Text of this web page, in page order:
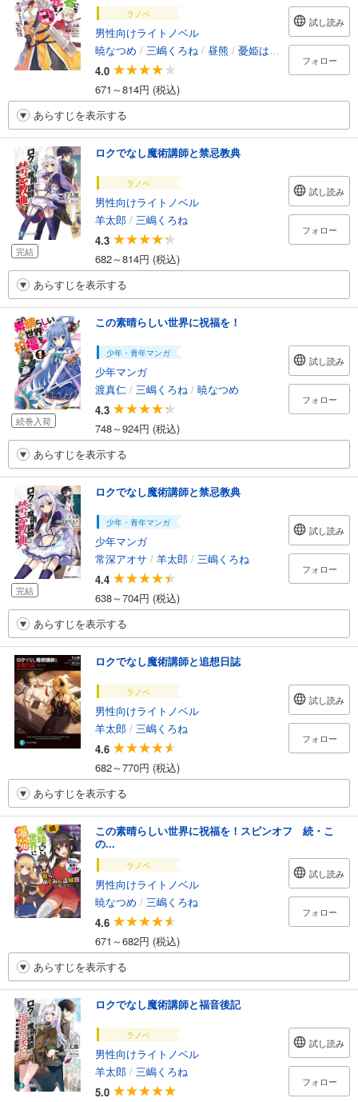
ラノベ
男性向けライトノベル
暁なつめ / 三嶋くろね / 昼熊 / 憂姫はぐれ
4.0
671～814円 (税込)
試し読み
フォロー
あらすじを表示する
完結
ロクでなし魔術講師と禁忌教典
ラノベ
男性向けライトノベル
羊太郎 / 三嶋くろね
4.3
682～814円 (税込)
試し読み
フォロー
あらすじを表示する
続巻入荷
この素晴らしい世界に祝福を！
少年・青年マンガ
少年マンガ
渡真仁 / 三嶋くろね / 暁なつめ
4.3
748～924円 (税込)
試し読み
フォロー
あらすじを表示する
完結
ロクでなし魔術講師と禁忌教典
少年・青年マンガ
少年マンガ
常深アオサ / 羊太郎 / 三嶋くろね
4.4
638～704円 (税込)
試し読み
フォロー
あらすじを表示する
ロクでなし魔術講師と追想日誌
ラノベ
男性向けライトノベル
羊太郎 / 三嶋くろね
4.6
682～770円 (税込)
試し読み
フォロー
あらすじを表示する
この素晴らしい世界に祝福を！スピンオフ 続・こ
の...
ラノベ
男性向けライトノベル
暁なつめ / 三嶋くろね
4.6
671～682円 (税込)
試し読み
フォロー
あらすじを表示する
ロクでなし魔術講師と福音後記
ラノベ
男性向けライトノベル
羊太郎 / 三嶋くろね
5.0
試し読み
フォロー